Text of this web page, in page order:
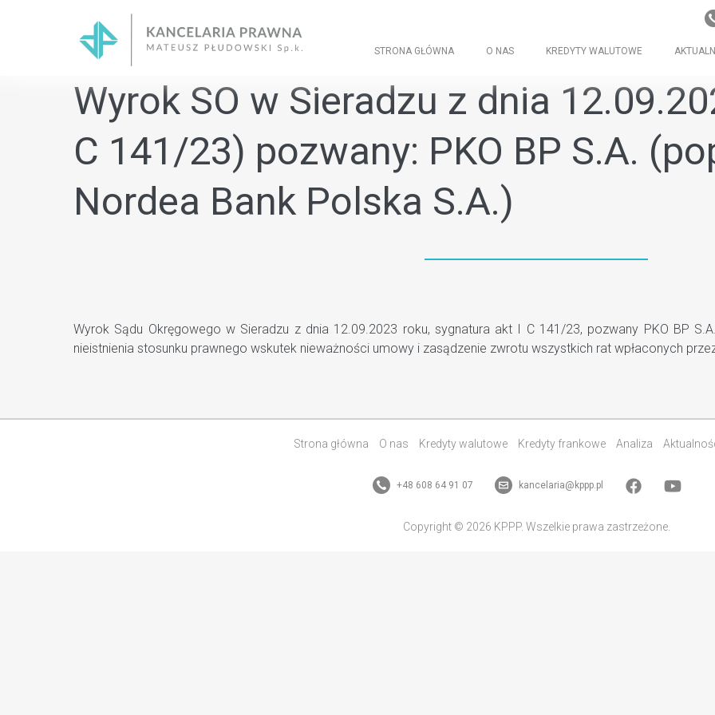
STRONA GŁÓWNA O NAS KREDYTY WALUTOWE
Wyrok SO w Sieradzu z dnia
C 141/23) pozwany: PKO BP S.A.
Nordea Bank Polska S.A.)
Wyrok Sądu Okręgowego w Sieradzu z dnia 12.09.2023 roku, sygnatura akt I C 141/23, pozwany PKO BP
nieistnienia stosunku prawnego wskutek nieważności umowy i zasądzenie zwrotu wszystkich rat wpłaconych
Strona główna O nas Kredyty walutowe Kredyty frankowe Analiza
+48 608 64 91 07 kancelaria@kppp.pl
Copyright © 2026 KPPP. Wszelkie prawa zastrzeżone.